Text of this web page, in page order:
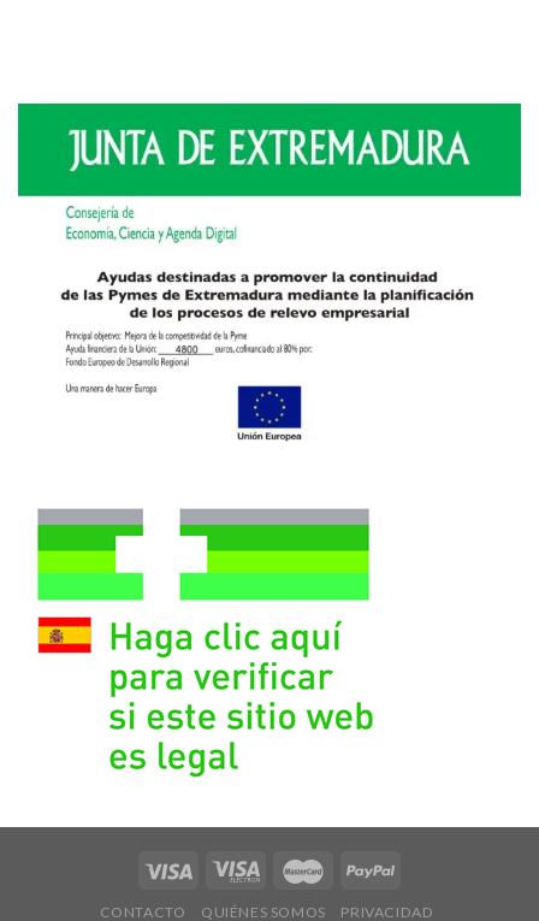
CONTACTO QUIÉNES SOMOS
PRIVACIDAD